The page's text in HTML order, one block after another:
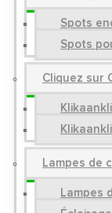
Spots
Spots
Cliquez sur
Lampes de
Lampes